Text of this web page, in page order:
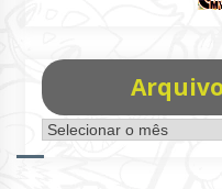
Arquivo
de